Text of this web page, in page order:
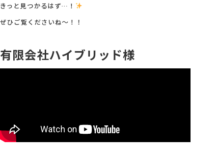
お問い合わせ
きっと見つかるはず…！
ぜひご覧くださいね～！！
有限会社ハイブリッド様